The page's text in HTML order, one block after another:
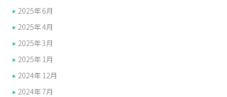
2025年6月
2025年4月
2025年3月
2025年1月
2024年12月
2024年7月